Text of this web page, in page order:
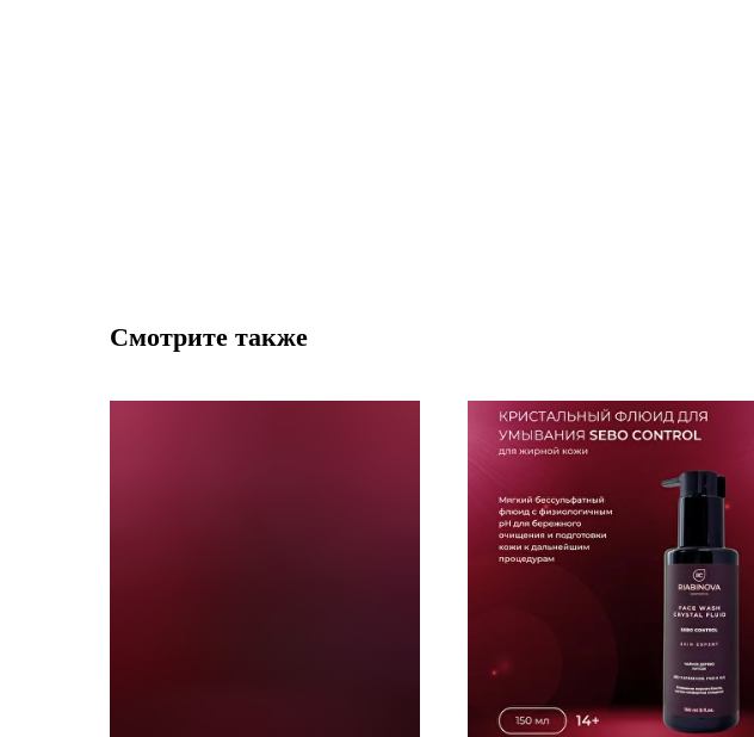
Смотрите также